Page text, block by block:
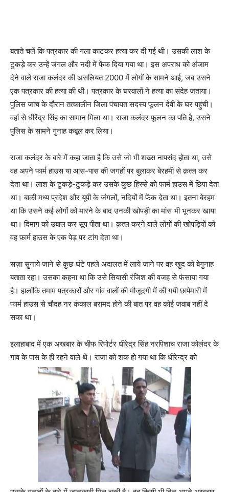
बताते चलें कि पत्रकार की गला काटकर हत्या कर दी गई थी। उसकी लाश के
टुकड़े कर उन्हें जंगल और नदी में फेंक दिया गया था। इस अपराध को अंजाम
देने वाले राजा कलंदर की असलियत 2000 में लोगों के सामने आई, जब उसने
एक पत्रकार की हत्या की थी। पत्रकार के घरवालों ने हत्या का संदेह जताया।
पुलिस जांच के दौरान तत्कालीन जिला पंचायत सदस्य फूलन देवी के घर पहुंची।
वहां से धीरेंद्र सिंह का सामान मिला था। राजा कलंदर फूलन का पति है, उसने
पुलिस के सामने गुनाह कबूल कर लिया।
राजा कलंदर के बारे में कहा जाता है कि उसे जो भी शख्स नापसंद होता था, उसे
वह अपने फार्म हाउस या आस-पास की जगहों पर बुलाकर बेरहमी से क़त्ल कर
देता था। लाश के टुकड़े-टुकड़े कर उसके कुछ हिस्से को फार्म हाउस में छिपा देता
था। बाकी मध्य प्रदेश और यूपी के जंगलों, नदियों में फेंक देता था। इतना बेरहम
था कि उसने कई लोगों को मारने के बाद उनकी खोपड़ी का मांस भी भूनकर खाया
था। दिमाग को उबाल कर सूप पीता था। क़त्ल करने वाले लोगों की खोपड़ियों को
वह फ़ार्म हाउस के एक पेड़ पर टांग देता था।
सज़ा सुनाये जाने से कुछ घंटे पहले अदालत में लाये जाने पर वह खुद को बेगुनाह
बताता रहा। उसका कहना था कि उसे सियासी रंजिश की वजह से फंसाया गया
है। हालांकि तमाम पत्रकारों और गांव वालों की मौजूदगी में की गयी छापेमारी में
फार्म हाउस से चौदह नर कंकाल बरामद होने की बात पर वह कोई जवाब नहीं दे
सका था।
इलाहाबाद में एक अखबार के चीफ रिपोर्टर धीरेद्र सिंह नरपिशाच राजा कोलंदर के
गांव के पास के ही रहने वाले थे। राजा को शक हो गया था कि धीरेन्द्र को